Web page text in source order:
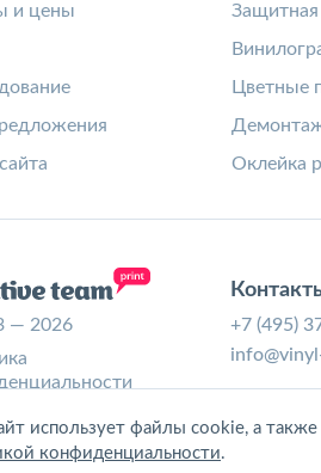
и цены
Защитная
Цветные
Оклейка
— 2026
данных
+7 (495)
использует файлы cookie, а
конфиденциальности.